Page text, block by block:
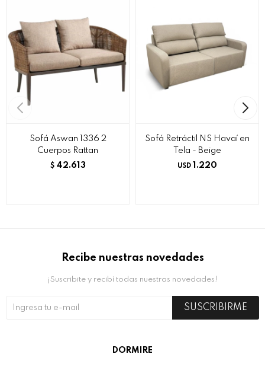
Sofá Aswan 1336 2
Cuerpos Rattan
$ 42.613
Sofá Retráctil NS Havaí en
Tela - Beige
USD 1.220
DORMIRE
Recibe nuestras novedades
¡Suscribite y recibí todas nuestras novedades!
SUSCRIBIRME